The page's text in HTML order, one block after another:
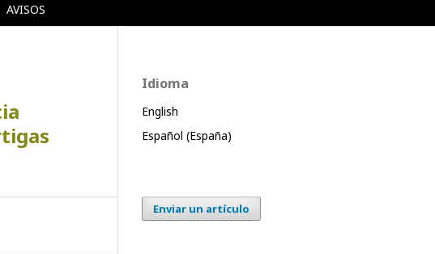
AVISOS
Idioma
English
Español (España)
Enviar un artículo